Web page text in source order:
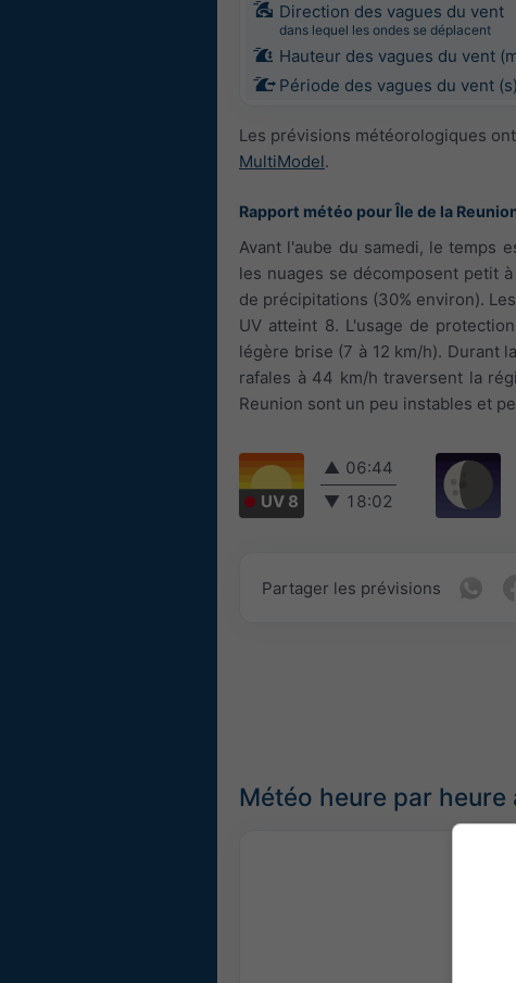
Direction des vagues du vent
dans lequel les ondes se déplacent
Hauteur des vagues du vent
Période des vagues du vent (s)
Les prévisions météorologiques
MultiModel.
Rapport météo pour Île de la
Avant l'aube du samedi, le temps
les nuages se décomposent petit
de précipitations (30% environ).
UV atteint 8. L'usage de
légère brise (7 à 12 km/h). Durant
rafales à 44 km/h traversent la
Reunion sont un peu instables et
UV 8
▲ 06:44
▼ 18:02
Partager les prévisions
Météo heure par heure